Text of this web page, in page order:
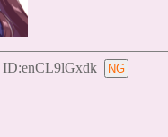
ID:enCL9lGxdk